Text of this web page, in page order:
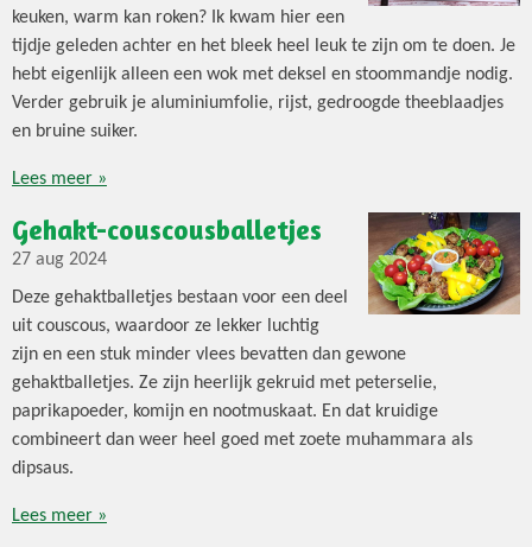
keuken, warm kan roken? Ik kwam hier een
tijdje geleden achter en het bleek heel leuk te zijn om te doen. Je
hebt eigenlijk alleen een wok met deksel en stoommandje nodig.
Verder gebruik je aluminiumfolie, rijst, gedroogde theeblaadjes
en bruine suiker.
Lees meer »
Gehakt-couscousballetjes
27 aug 2024
Deze gehaktballetjes bestaan voor een deel
uit couscous, waardoor ze lekker luchtig
zijn en een stuk minder vlees bevatten dan gewone
gehaktballetjes. Ze zijn heerlijk gekruid met peterselie,
paprikapoeder, komijn en nootmuskaat. En dat kruidige
combineert dan weer heel goed met zoete muhammara als
dipsaus.
Lees meer »